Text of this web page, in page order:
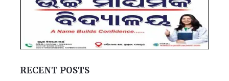
RECENT POSTS